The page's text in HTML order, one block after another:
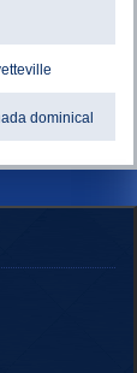
dominical